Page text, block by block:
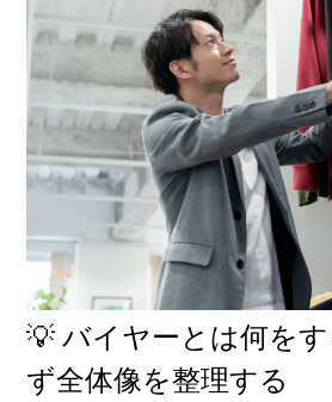
💡 バイヤーとは何を
ず全体像を整理する